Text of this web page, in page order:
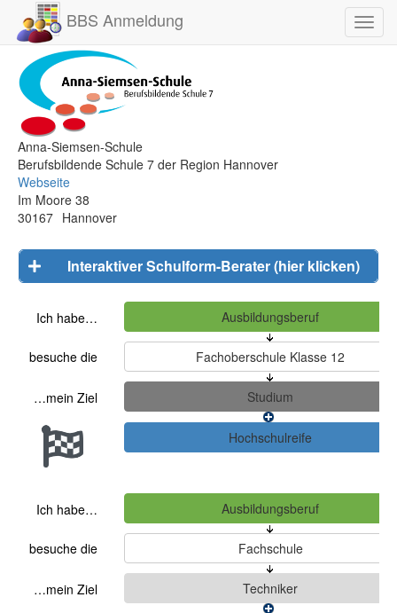
BBS Anmeldung
Anna-Siemsen-Schule
Berufsbildende Schule 7 der Region Hannover
Webseite
Im Moore 38
30167 Hannover
Interaktiver Schulform-Berater (hier klicken)
Ich habe…
besuche die
…mein Ziel
Ich habe…
besuche die
…mein Ziel